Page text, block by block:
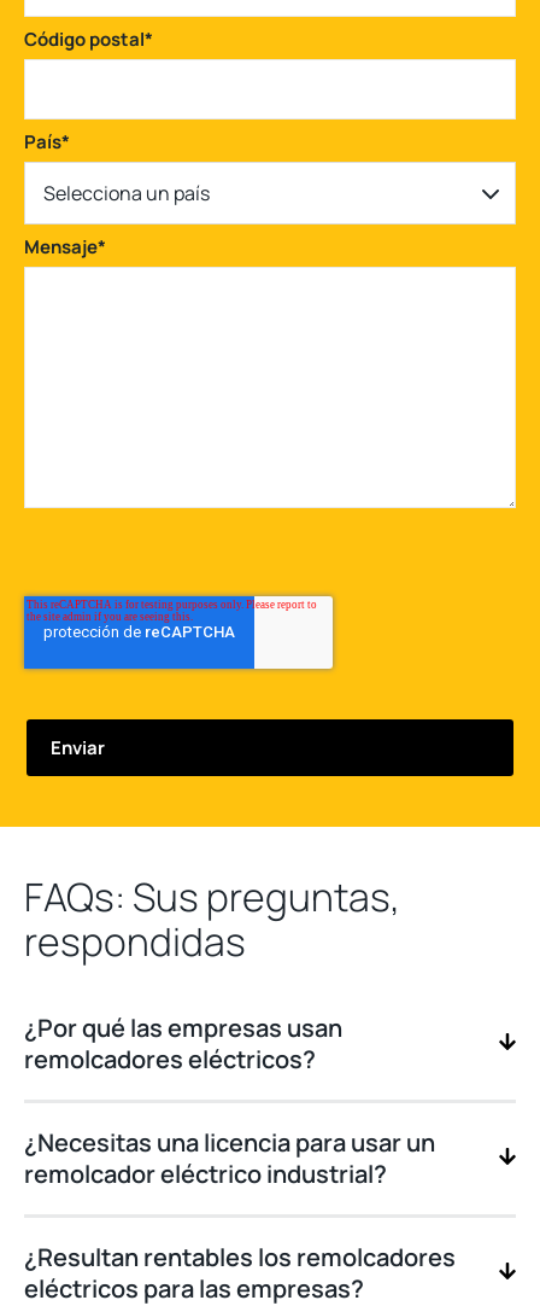
Código postal*
País*
Selecciona un país
Mensaje*
FAQs: Sus preguntas,
respondidas
¿Por qué las empresas usan
remolcadores eléctricos?
¿Necesitas una licencia para usar un
remolcador eléctrico industrial?
¿Resultan rentables los remolcadores
eléctricos para las empresas?